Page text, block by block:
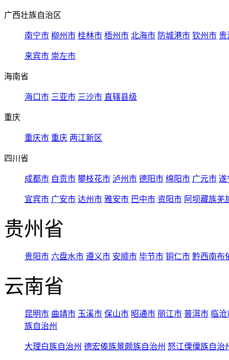
广西壮族自治区
南宁市 柳州市 桂林市 梧州市 北海市 防城港市 钦州市 贵
来宾市 崇左市
海南省
海口市 三亚市 三沙市 直辖县级
重庆
重庆市 重庆 两江新区
四川省
成都市 自贡市 攀枝花市 泸州市 德阳市 绵阳市 广元市 遂
宜宾市 广安市 达州市 雅安市 巴中市 资阳市 阿坝藏族羌
贵州省
贵阳市 六盘水市 遵义市 安顺市 毕节市 铜仁市 黔西南布
云南省
昆明市 曲靖市 玉溪市 保山市 昭通市 丽江市 普洱市 临
族自治州
大理白族自治州 德宏傣族景颇族自治州 怒江傈僳族自治